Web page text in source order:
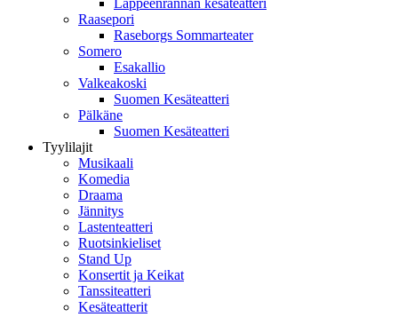
Lappeenrannan kesäteatteri
Raasepori
Raseborgs Sommarteater
Somero
Esakallio
Valkeakoski
Suomen Kesäteatteri
Pälkäne
Suomen Kesäteatteri
Tyylilajit
Musikaali
Komedia
Draama
Jännitys
Lastenteatteri
Ruotsinkieliset
Stand Up
Konsertit ja Keikat
Tanssiteatteri
Kesäteatterit